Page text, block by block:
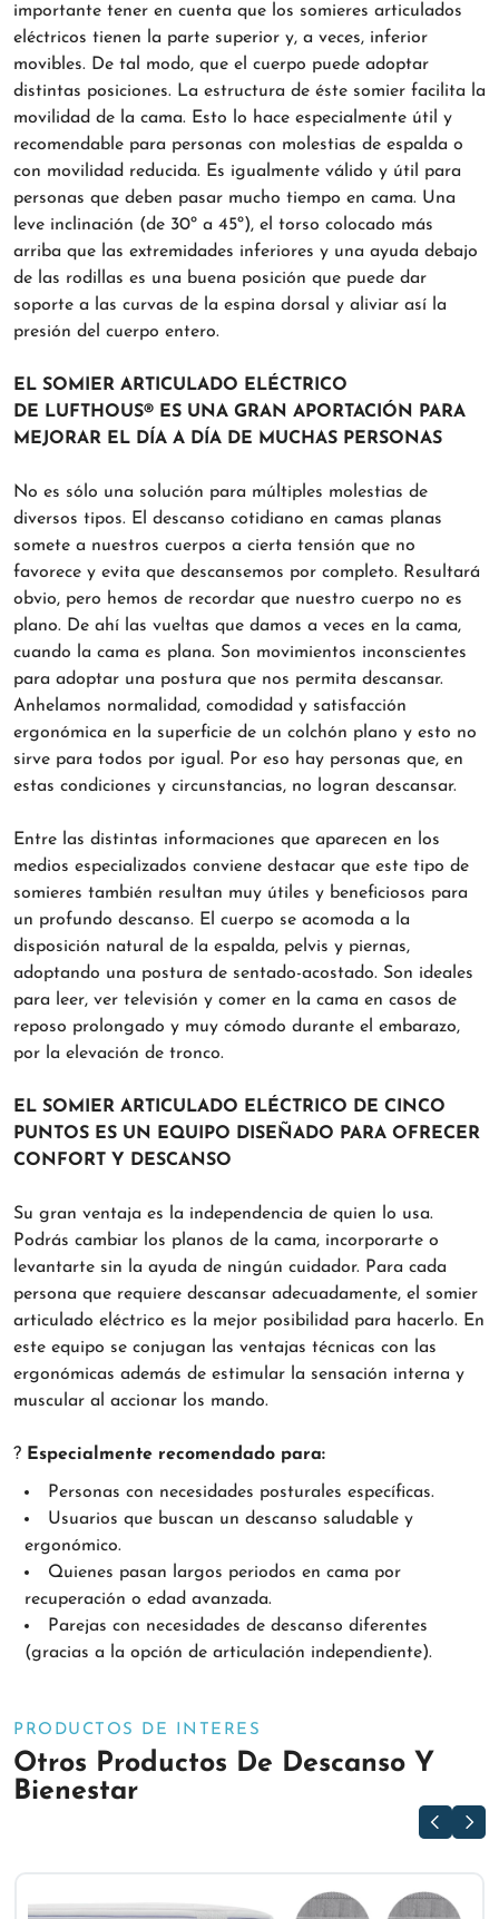
importante tener en cuenta que los somieres articulados
eléctricos tienen la parte superior y, a veces, inferior
movibles. De tal modo, que el cuerpo puede adoptar
distintas posiciones. La estructura de éste somier facilita la
movilidad de la cama. Esto lo hace especialmente útil y
recomendable para personas con molestias de espalda o
con movilidad reducida. Es igualmente válido y útil para
personas que deben pasar mucho tiempo en cama. Una
leve inclinación (de 30º a 45º), el torso colocado más
arriba que las extremidades inferiores y una ayuda debajo
de las rodillas es una buena posición que puede dar
soporte a las curvas de la espina dorsal y aliviar así la
presión del cuerpo entero.
EL SOMIER ARTICULADO ELÉCTRICO
DE LUFTHOUS® ES UNA GRAN APORTACIÓN PARA
MEJORAR EL DÍA A DÍA DE MUCHAS PERSONAS
No es sólo una solución para múltiples molestias de
diversos tipos. El descanso cotidiano en camas planas
somete a nuestros cuerpos a cierta tensión que no
favorece y evita que descansemos por completo. Resultará
obvio, pero hemos de recordar que nuestro cuerpo no es
plano. De ahí las vueltas que damos a veces en la cama,
cuando la cama es plana. Son movimientos inconscientes
para adoptar una postura que nos permita descansar.
Anhelamos normalidad, comodidad y satisfacción
ergonómica en la superficie de un colchón plano y esto no
sirve para todos por igual. Por eso hay personas que, en
estas condiciones y circunstancias, no logran descansar.
Entre las distintas informaciones que aparecen en los
medios especializados conviene destacar que este tipo de
somieres también resultan muy útiles y beneficiosos para
un profundo descanso. El cuerpo se acomoda a la
disposición natural de la espalda, pelvis y piernas,
adoptando una postura de sentado-acostado. Son ideales
para leer, ver televisión y comer en la cama en casos de
reposo prolongado y muy cómodo durante el embarazo,
por la elevación de tronco.
EL SOMIER ARTICULADO ELÉCTRICO DE CINCO
PUNTOS ES UN EQUIPO DISEÑADO PARA OFRECER
CONFORT Y DESCANSO
Su gran ventaja es la independencia de quien lo usa.
Podrás cambiar los planos de la cama, incorporarte o
levantarte sin la ayuda de ningún cuidador. Para cada
persona que requiere descansar adecuadamente, el somier
articulado eléctrico es la mejor posibilidad para hacerlo. En
este equipo se conjugan las ventajas técnicas con las
ergonómicas además de estimular la sensación interna y
muscular al accionar los mando.
? Especialmente recomendado para:
Personas con necesidades posturales específicas.
Usuarios que buscan un descanso saludable y
ergonómico.
Quienes pasan largos periodos en cama por
recuperación o edad avanzada.
Parejas con necesidades de descanso diferentes
(gracias a la opción de articulación independiente).
PRODUCTOS DE INTERES
Otros Productos De Descanso Y
Bienestar